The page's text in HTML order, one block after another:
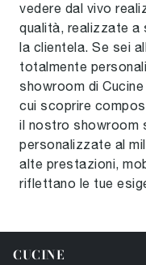
vedere dal vivo
qualità, realizzate a
la clientela. Se sei
totalmente
showroom di
cui scoprire
il nostro showroom
personalizzate al
alte prestazioni,
riflettano le tue
CUCINE